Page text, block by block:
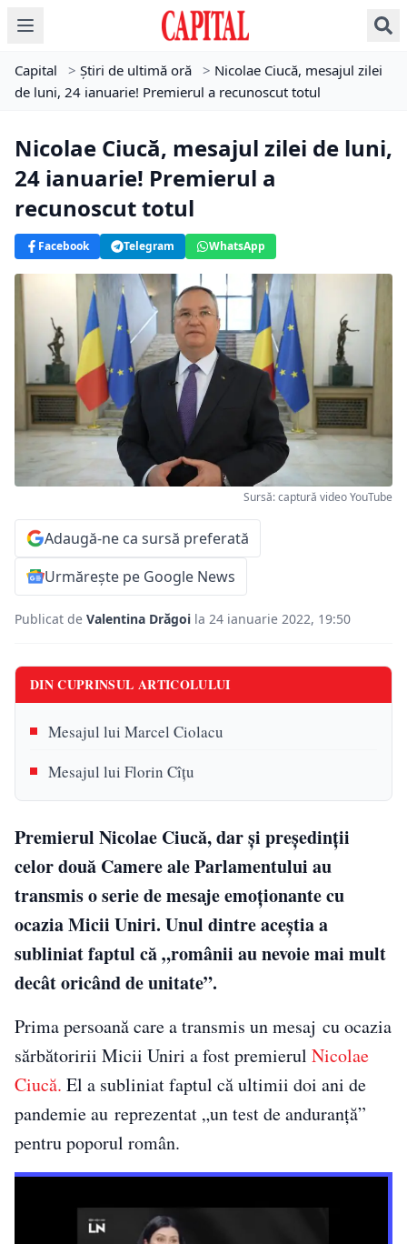
Capital > Știri de ultimă oră > Nicolae Ciucă, mesajul zilei
de luni, 24 ianuarie! Premierul a recunoscut totul
Nicolae Ciucă, mesajul zilei de luni,
24 ianuarie! Premierul a
recunoscut totul
Facebook Telegram WhatsApp
Sursă: captură video YouTube
Adaugă-ne ca sursă preferată
Urmărește pe Google News
Publicat de Valentina Drăgoi la 24 ianuarie 2022, 19:50
DIN CUPRINSUL ARTICOLULUI
Mesajul lui Marcel Ciolacu
Mesajul lui Florin Cîțu
Premierul Nicolae Ciucă, dar și președinții
celor două Camere ale Parlamentului au
transmis o serie de mesaje emoționante cu
ocazia Micii Uniri. Unul dintre aceștia a
subliniat faptul că „românii au nevoie mai mult
decât oricând de unitate”.
Prima persoană care a transmis un mesaj cu ocazia
sărbătoririi Micii Uniri a fost premierul Nicolae
Ciucă. El a subliniat faptul că ultimii doi ani de
pandemie au reprezentat „un test de anduranță”
pentru poporul român.